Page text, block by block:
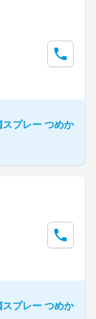
プレー つめか
プレー つめか